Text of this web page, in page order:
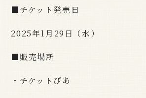
■チケット発売日
2025年1月29日（水）
■販売場所
・チケットぴあ